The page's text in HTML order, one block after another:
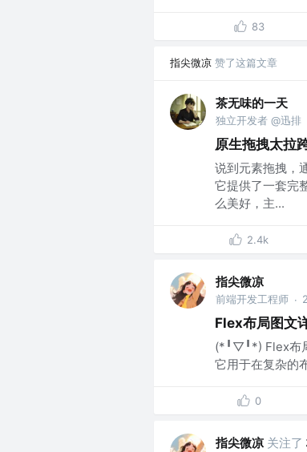
83
指尖微凉 赞了这篇文章
茶无味的一天
独立开发者 @迅排
原生拖拽太拉
说到元素拖拽，
它提供了一套完
么美好，主...
2.4k
指尖微凉
前端开发工程师 ·
Flex布局图文
(*╹▽╹*) Flex布
它用于在复杂的
0
指尖微凉 关注了